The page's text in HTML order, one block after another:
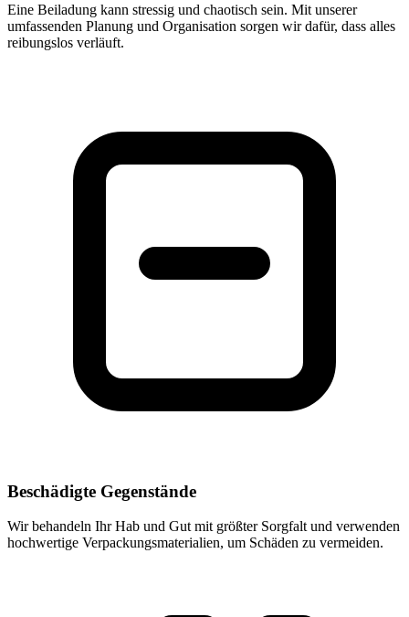
Eine Beiladung kann stressig und chaotisch sein. Mit unserer
umfassenden Planung und Organisation sorgen wir dafür, dass alles
reibungslos verläuft.
Beschädigte Gegenstände
Wir behandeln Ihr Hab und Gut mit größter Sorgfalt und verwenden
hochwertige Verpackungsmaterialien, um Schäden zu vermeiden.